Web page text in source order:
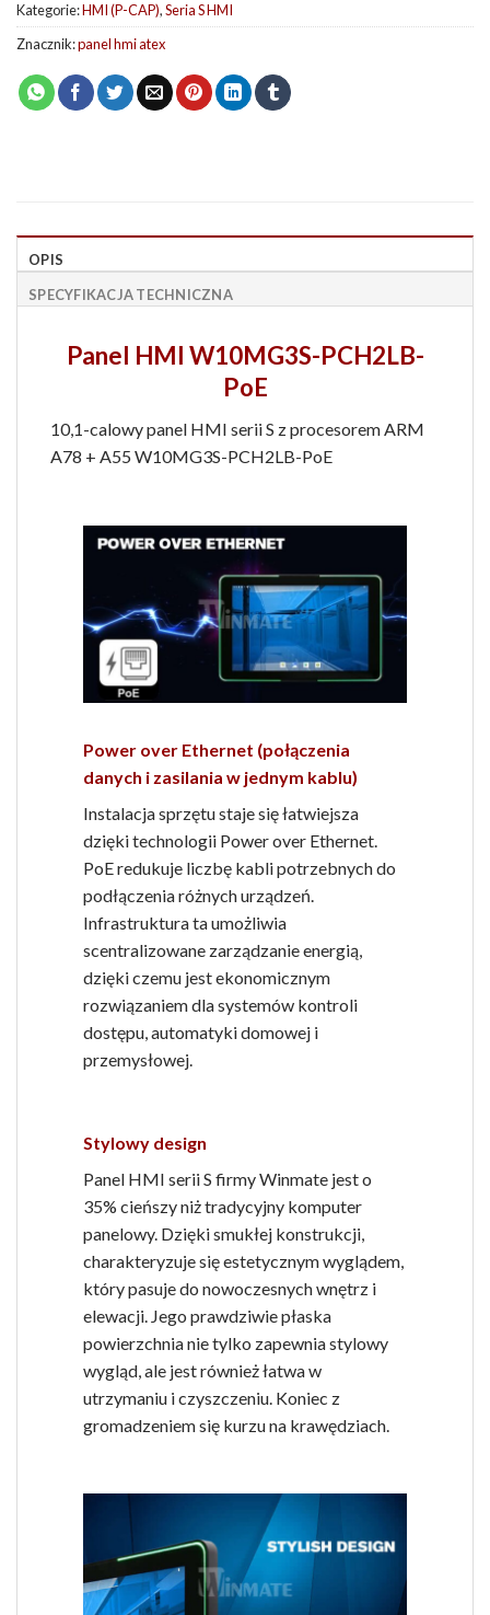
Kategorie:HMI (P-CAP),Seria S HMI
Znacznik:panel hmi atex
OPIS
SPECYFIKACJA TECHNICZNA
Panel HMI W10MG3S-PCH2LB-
PoE
10,1-calowy panel HMI serii S z procesorem ARM
A78 + A55 W10MG3S-PCH2LB-PoE
Power over Ethernet (połączenia
danych i zasilania w jednym kablu)
Instalacja sprzętu staje się łatwiejsza
dzięki technologii Power over Ethernet.
PoE redukuje liczbę kabli potrzebnych do
podłączenia różnych urządzeń.
Infrastruktura ta umożliwia
scentralizowane zarządzanie energią,
dzięki czemu jest ekonomicznym
rozwiązaniem dla systemów kontroli
dostępu, automatyki domowej i
przemysłowej.
Stylowy design
Panel HMI serii S firmy Winmate jest o
35% cieńszy niż tradycyjny komputer
panelowy. Dzięki smukłej konstrukcji,
charakteryzuje się estetycznym wyglądem,
który pasuje do nowoczesnych wnętrz i
elewacji. Jego prawdziwie płaska
powierzchnia nie tylko zapewnia stylowy
wygląd, ale jest również łatwa w
utrzymaniu i czyszczeniu. Koniec z
gromadzeniem się kurzu na krawędziach.